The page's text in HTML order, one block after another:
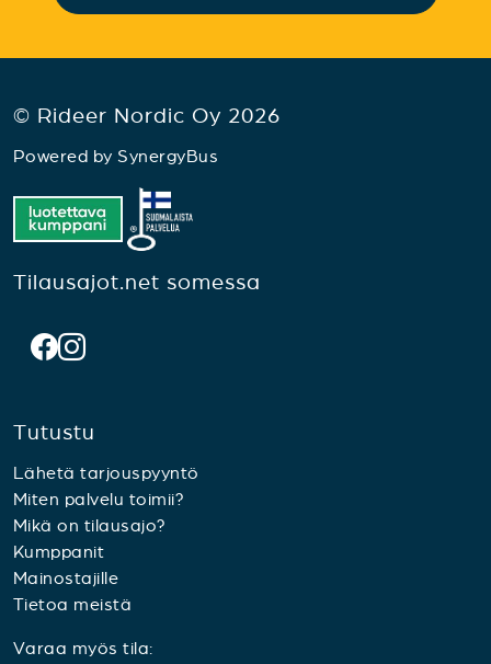
© Rideer Nordic Oy 2026
Powered by SynergyBus
Tilausajot.net somessa
Tutustu
Lähetä tarjouspyyntö
Miten palvelu toimii?
Mikä on tilausajo?
Kumppanit
Mainostajille
Tietoa meistä
Varaa myös tila: